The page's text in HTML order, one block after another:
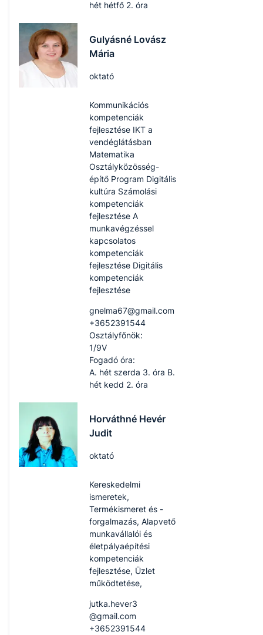
hét hétfő 2. óra
Gulyásné Lovász
Mária
oktató
Kommunikációs
kompetenciák
fejlesztése IKT a
vendéglátásban
Matematika
Osztályközösség-
építő Program Digitális
kultúra Számolási
kompetenciák
fejlesztése A
munkavégzéssel
kapcsolatos
kompetenciák
fejlesztése Digitális
kompetenciák
fejlesztése
gnelma67​@gmail.com
+3652391544
Osztályfőnök:
1/9V
Fogadó óra:
A. hét szerda 3. óra B.
hét kedd 2. óra
Horváthné Hevér
Judit
oktató
Kereskedelmi
ismeretek,
Termékismeret és -
forgalmazás, Alapvető
munkavállalói és
életpályaépítési
kompetenciák
fejlesztése, Üzlet
működtetése,
jutka.hever3​
@gmail.com
+3652391544